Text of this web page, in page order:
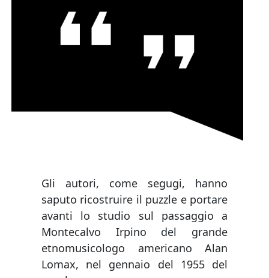
Gli autori, come segugi, hanno
saputo ricostruire il puzzle e portare
avanti lo studio sul passaggio a
Montecalvo Irpino del grande
etnomusicologo americano Alan
Lomax, nel gennaio del 1955 del